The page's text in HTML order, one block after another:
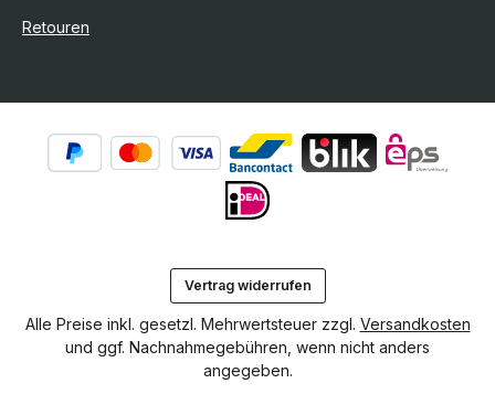
Retouren
Vertrag widerrufen
Alle Preise inkl. gesetzl. Mehrwertsteuer zzgl. Versandkosten
und ggf. Nachnahmegebühren, wenn nicht anders
angegeben.